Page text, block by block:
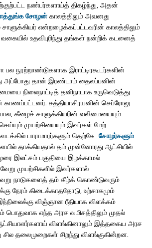
நண்பர்களாய்த் திகழ்ந்து, அதன்
சோழன்காலத்திலும் அவனது
என்றழைக்கப்பட்டவரின் காலத்திலும்
உதவிபுரிந்து தங்கள் நன்றிக் கடனைத்
நூற்றாண்டுகளாக இராட்டிரகூடர்களின்
அப்போது தான் இரண்டாம் தைலப்பனின்
நிலைநாட்டித் தனிநாடாக உருவெடுத்து
காணப்பட்டனர். சத்தியாசிரயனின் செப்ரோலு
கீழைச் சாளுக்கியரின் வலிமையையும்
முயற்சியையும் இவர்கள் மேற்
பாராமாரர்களும் தெற்கே சோழர்களும்
தாக்கியதால் தம் முன்னோரது ஆட்சியில்
இலட்சம் பகுதியை இழக்காமல்
முயற்சிகளில் இவர்களால்
வேறு நாடுகளைத் தம் கீழ்க் கொண்டுவரும்
நேரம் கிடைக்காததோடு, உற்சாகமும்
விஞ்ஞான ரீதியாக விளக்கம்
பொதுவாக எந்த அரச வமிசத்திலும் முதல்
விளங்கினாலும் இத்தகைய அரச
தலைமுறைகள் சிறந்து விளங்குகின்றன.